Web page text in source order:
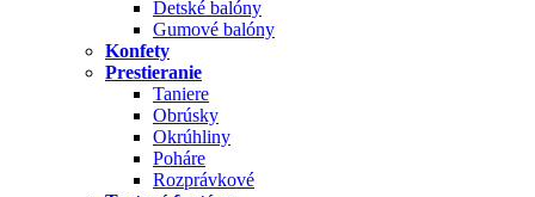
Detské balóny
Gumové balóny
Konfety
Prestieranie
Taniere
Obrúsky
Okrúhliny
Poháre
Rozprávkové